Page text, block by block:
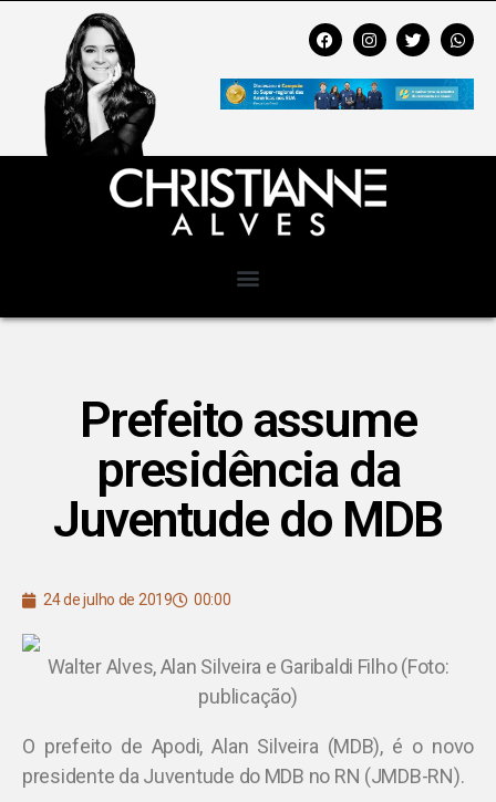
Prefeito assume
presidência da
Juventude do MDB
24 de julho de 2019 00:00
Walter Alves, Alan Silveira e Garibaldi Filho (Foto:
publicação)
O prefeito de Apodi, Alan Silveira (MDB), é o novo
presidente da Juventude do MDB no RN (JMDB-RN).